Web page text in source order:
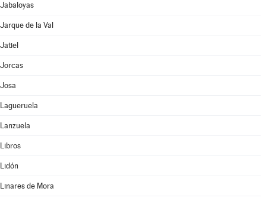
Jabaloyas
Jarque de la Val
Jatiel
Jorcas
Josa
Lagueruela
Lanzuela
Libros
Lidón
Linares de Mora